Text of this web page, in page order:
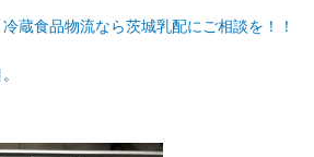
蔵食品物流なら茨城乳配にご相談を！！